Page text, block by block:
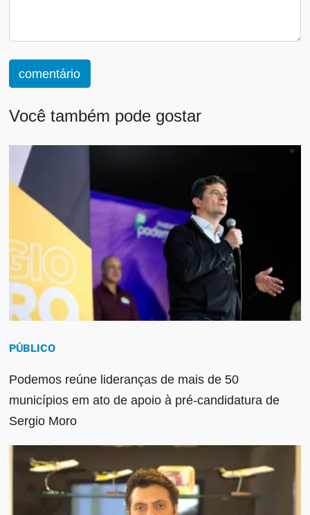
comentário
Você também pode gostar
PÚBLICO
Podemos reúne lideranças de mais de 50
municípios em ato de apoio à pré-candidatura de
Sergio Moro